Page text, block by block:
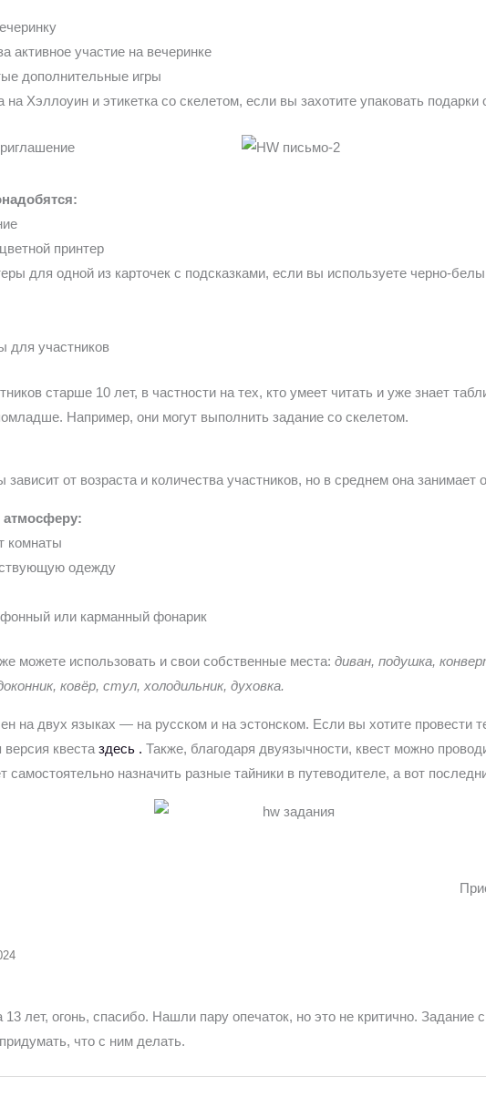
активное участие на вечеринке
дополнительные игры
на Хэллоуин и этикетка со скелетом, если вы захотите упаковать подарки
принтер
для одной из карточек с подсказками, если вы используете черно-
для участников
старше 10 лет, в частности на тех, кто умеет читать и уже знает
Например, они могут выполнить задание со скелетом.
от возраста и количества участников, но в среднем она занимает
атмосферу:
комнаты
одежду
или карманный фонарик
можете использовать и свои собственные места:диван, подушка,
ковёр, стул, холодильник, духовка.
на двух языках — на русском и на эстонском. Если вы хотите провести
версия квестаздесь . Также, благодаря двуязычности, квест можно
самостоятельно назначить разные тайники в путеводителе, а вот
лет, огонь, спасибо. Нашли пару опечаток, но это не критично. Задание
что с ним делать.